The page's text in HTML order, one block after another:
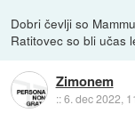
Dobri čevlji so
Ratitovec so bli učas
Zimonem
::6. dec 2022,